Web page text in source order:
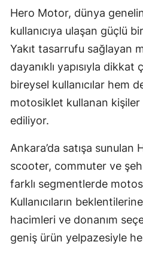
Hero Motor, dünya
kullanıcıya ulaşan güçlü
Yakıt tasarrufu sağlayan
dayanıklı yapısıyla
bireysel kullanıcılar hem
motosiklet kullanan
ediliyor.
Ankara’da satışa sunulan
scooter, commuter ve
farklı segmentlerde
Kullanıcıların
hacimleri ve donanım
geniş ürün yelpazesiyle